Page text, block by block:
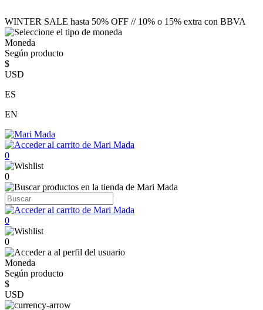
WINTER SALE hasta 50% OFF // 10% o 15% extra con BBVA
Moneda
Según producto
$
USD
ES
EN
0
0
0
0
Moneda
Según producto
$
USD